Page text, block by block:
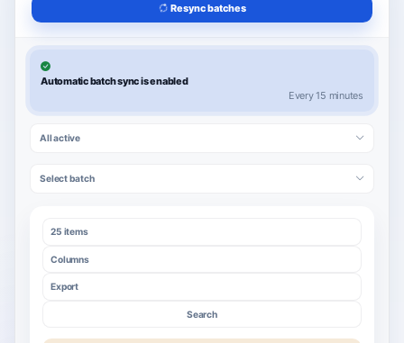
Resync batches
Automatic batch sync is enabled
Every 15 minutes
All active
Select batch
25 items
Columns
Export
Search